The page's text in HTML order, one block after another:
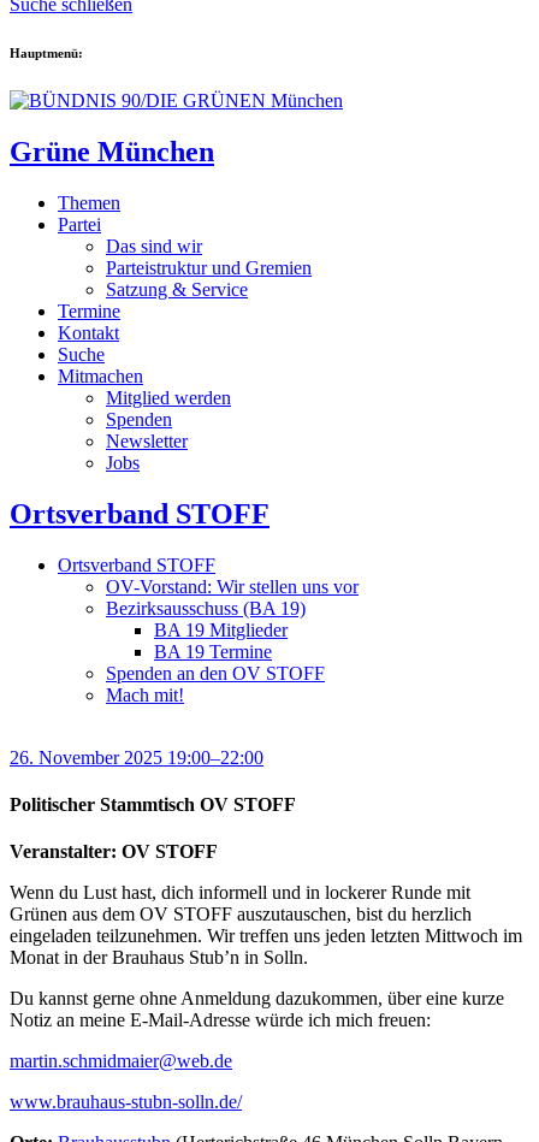
Suche schließen
Hauptmenü:
Grüne München
Themen
Partei
Das sind wir
Parteistruktur und Gremien
Satzung & Service
Termine
Kontakt
Suche
Mitmachen
Mitglied werden
Spenden
Newsletter
Jobs
Ortsverband STOFF
Ortsverband STOFF
OV-Vorstand: Wir stellen uns vor
Bezirksausschuss (BA 19)
BA 19 Mitglieder
BA 19 Termine
Spenden an den OV STOFF
Mach mit!
26. November 2025 19:00–22:00
Politischer Stammtisch OV STOFF
Veranstalter: OV STOFF
Wenn du Lust hast, dich informell und in lockerer Runde mit
Grünen aus dem OV STOFF auszutauschen, bist du herzlich
eingeladen teilzunehmen. Wir treffen uns jeden letzten Mittwoch im
Monat in der Brauhaus Stub’n in Solln.
Du kannst gerne ohne Anmeldung dazukommen, über eine kurze
Notiz an meine E-Mail-Adresse würde ich mich freuen:
martin.schmidmaier@web.de
www.brauhaus-stubn-solln.de/